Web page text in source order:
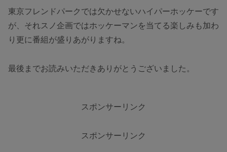
東京フレンドパークでは欠かせないハイパーホッケーです
が、それスノ企画ではホッケーマンを当てる楽しみも加わ
り更に番組が盛りあがりますね。
最後までお読みいただきありがとうございました。
スポンサーリンク
スポンサーリンク